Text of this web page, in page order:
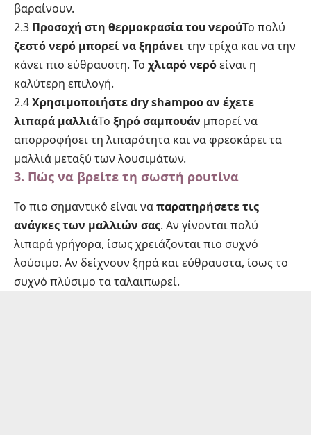
βαραίνουν.
2.3 Προσοχή στη θερμοκρασία του νερούΤο πολύ
ζεστό νερό μπορεί να ξηράνειτην τρίχα και να την
κάνει πιο εύθραυστη. Το χλιαρό νερόείναι η
καλύτερη επιλογή.
2.4Χρησιμοποιήστε dry shampoo αν έχετε
λιπαρά μαλλιάΤο ξηρό σαμπουάν μπορεί να
απορροφήσει τη λιπαρότητα και να φρεσκάρει τα
μαλλιά μεταξύ των λουσιμάτων.
3. Πώς να βρείτε τη σωστή ρουτίνα
Το πιο σημαντικό είναι ναπαρατηρήσετε τις
ανάγκες των μαλλιών σας. Αν γίνονται πολύ
λιπαρά γρήγορα, ίσως χρειάζονται πιο συχνό
λούσιμο. Αν δείχνουν ξηρά και εύθραυστα, ίσως το
συχνό πλύσιμο τα ταλαιπωρεί.